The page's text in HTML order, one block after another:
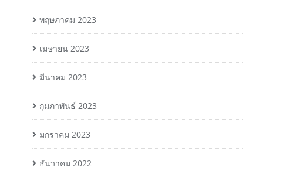
พฤษภาคม 2023
เมษายน 2023
มีนาคม 2023
กุมภาพันธ์ 2023
มกราคม 2023
ธันวาคม 2022